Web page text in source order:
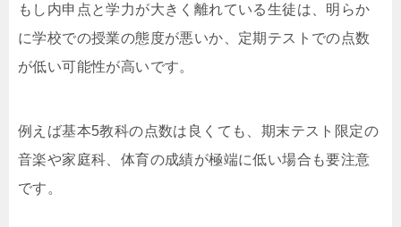
もし内申点と学力が大きく離れている生徒は、明らか
に学校での授業の態度が悪いか、定期テストでの点数
が低い可能性が高いです。
例えば基本5教科の点数は良くても、期末テスト限定の
音楽や家庭科、体育の成績が極端に低い場合も要注意
です。